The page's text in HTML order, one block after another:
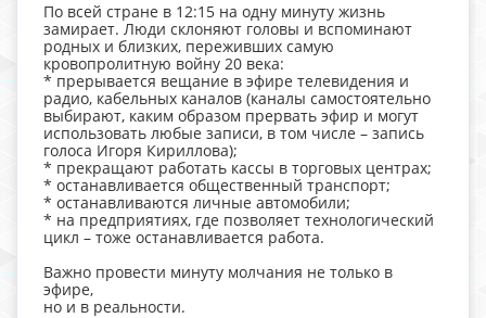
По всей стране в 12:15 на одну минуту жизнь
замирает. Люди склоняют головы и вспоминают
родных и близких, переживших самую
кровопролитную войну 20 века:
* прерывается вещание в эфире телевидения и
радио, кабельных каналов (каналы самостоятельно
выбирают, каким образом прервать эфир и могут
использовать любые записи, в том числе – запись
голоса Игоря Кириллова);
* прекращают работать кассы в торговых центрах;
* останавливается общественный транспорт;
* останавливаются личные автомобили;
* на предприятиях, где позволяет технологический
цикл – тоже останавливается работа.
Важно провести минуту молчания не только в
эфире,
но и в реальности.